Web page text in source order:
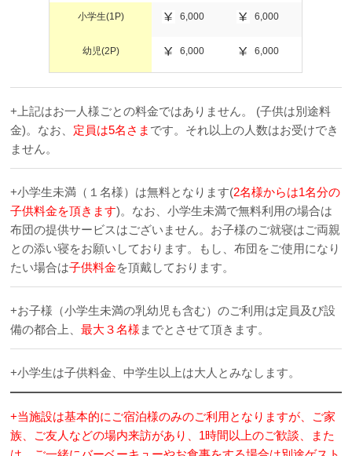
小学生(1P) 6,000 6,000
幼児(2P) 6,000 6,000
+上記はお一人様ごとの料金ではありません。 (子供は別途料
金)。なお、 定員は5名さま です。それ以上の人数はお受けでき
ません。
+小学生未満（１名様）は無料となります(2名様からは1名分の
子供料金を頂きます)。なお、小学生未満で無料利用の場合は
布団の提供サービスはございません。お子様のご就寝はご両親
との添い寝をお願いしております。もし、布団をご使用になり
たい場合は子供料金を頂戴しております。
+お子様（小学生未満の乳幼児も含む）のご利用は定員及び設
備の都合上、最大３名様 までとさせて頂きます。
+小学生は子供料金、中学生以上は大人とみなします。
+当施設は基本的にご宿泊様のみのご利用となりますが、ご家
族、ご友人などの場内来訪があり、1時間以上のご歓談、また